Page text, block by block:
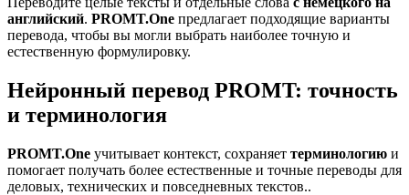
английский. PROMT.One предлагает подходящие варианты
перевода, чтобы вы могли выбрать наиболее точную и
естественную формулировку.
Нейронный перевод PROMT: точность
и терминология
PROMT.One учитывает контекст, сохраняет терминологию и
помогает получать более естественные и точные переводы для
деловых, технических и повседневных текстов..